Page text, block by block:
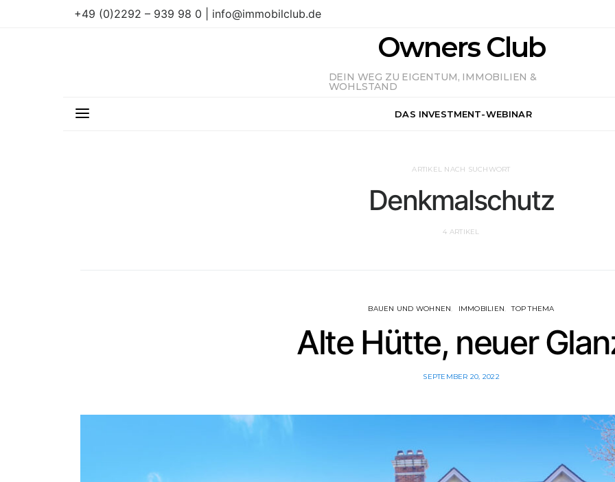
+49 (0)2292 – 939 98 0 | info@immobilclub.de
Owners Club
DEIN WEG ZU EIGENTUM, IMMOBILIEN &
WOHLSTAND
DAS INVESTMENT-WEBINAR
ARTIKEL NACH SUCHWORT
Denkmalschutz
4 ARTIKEL
BAUEN UND WOHNEN IMMOBILIEN TOP THEMA
Alte Hütte, neuer
SEPTEMBER 20, 2022